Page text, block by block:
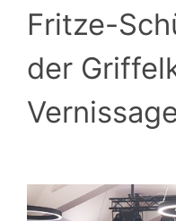
Fritze-
der